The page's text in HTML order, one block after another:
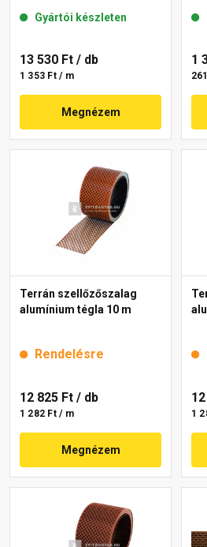
Gyártói készleten
13 530 Ft / db
1 353 Ft / m
Megnézem
1
Terrán szellőzőszalag
alumínium tégla 10 m
Rendelésre
12 825 Ft / db
1 282 Ft / m
Megnézem
1